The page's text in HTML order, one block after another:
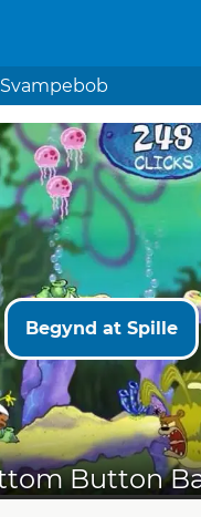
Svampebob
Begynd at Spille
Button